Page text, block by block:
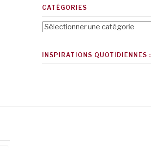
CATÉGORIES
Catégories
INSPIRATIONS QUOTIDIENNES :